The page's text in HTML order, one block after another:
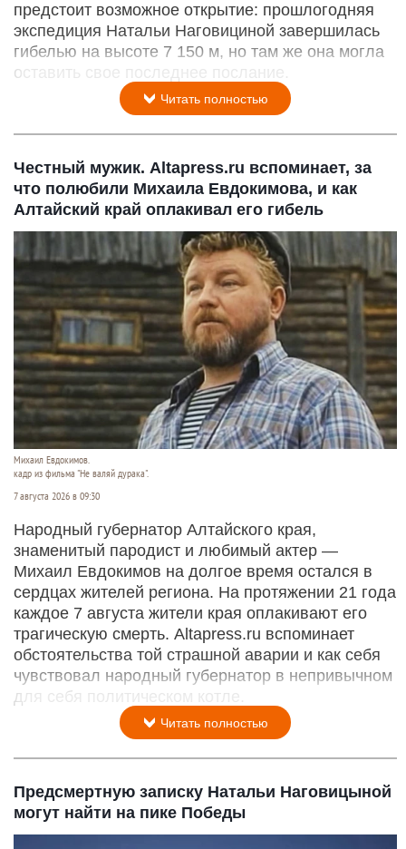
предстоит возможное открытие: прошлогодняя
экспедиция Натальи Наговициной завершилась
гибелью на высоте 7 150 м, но там же она могла
оставить свое последнее послание.
Читать полностью
Честный мужик. Altapress.ru вспоминает, за
что полюбили Михаила Евдокимова, и как
Алтайский край оплакивал его гибель
Михаил Евдокимов.
кадр из фильма "Не валяй дурака".
7 августа 2026 в 09:30
Народный губернатор Алтайского края,
знаменитый пародист и любимый актер —
Михаил Евдокимов на долгое время остался в
сердцах жителей региона. На протяжении 21 года
каждое 7 августа жители края оплакивают его
трагическую смерть. Altapress.ru вспоминает
обстоятельства той страшной аварии и как себя
чувствовал народный губернатор в непривычном
для себя политическом котле.
Читать полностью
Предсмертную записку Натальи Наговицыной
могут найти на пике Победы